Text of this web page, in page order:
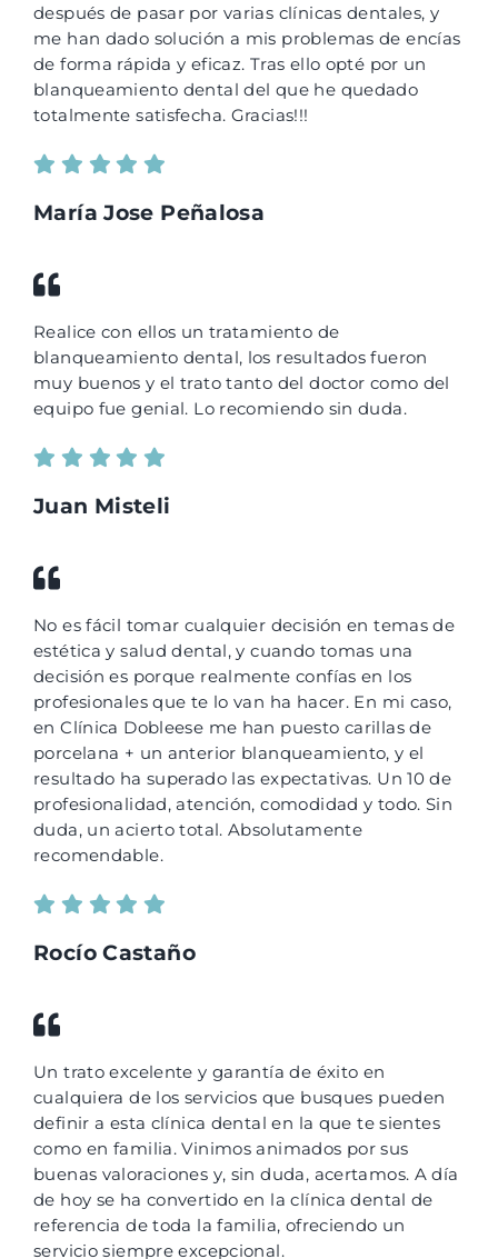
después de pasar por varias clínicas dentales, y
me han dado solución a mis problemas de encías
de forma rápida y eficaz. Tras ello opté por un
blanqueamiento dental del que he quedado
totalmente satisfecha. Gracias!!!
María Jose Peñalosa
Realice con ellos un tratamiento de
blanqueamiento dental, los resultados fueron
muy buenos y el trato tanto del doctor como del
equipo fue genial. Lo recomiendo sin duda.
Juan Misteli
No es fácil tomar cualquier decisión en temas de
estética y salud dental, y cuando tomas una
decisión es porque realmente confías en los
profesionales que te lo van ha hacer. En mi caso,
en Clínica Dobleese me han puesto carillas de
porcelana + un anterior blanqueamiento, y el
resultado ha superado las expectativas. Un 10 de
profesionalidad, atención, comodidad y todo. Sin
duda, un acierto total. Absolutamente
recomendable.
Rocío Castaño
Un trato excelente y garantía de éxito en
cualquiera de los servicios que busques pueden
definir a esta clínica dental en la que te sientes
como en familia. Vinimos animados por sus
buenas valoraciones y, sin duda, acertamos. A día
de hoy se ha convertido en la clínica dental de
referencia de toda la familia, ofreciendo un
servicio siempre excepcional.